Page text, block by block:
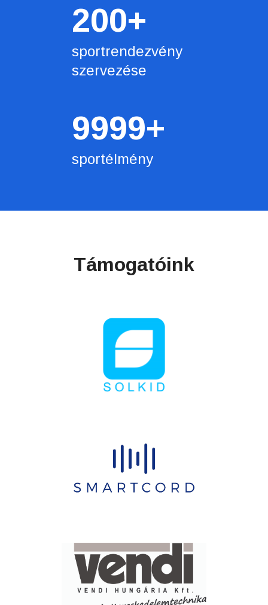
200+
sportrendezvény
szervezése
9999+
sportélmény
Támogatóink